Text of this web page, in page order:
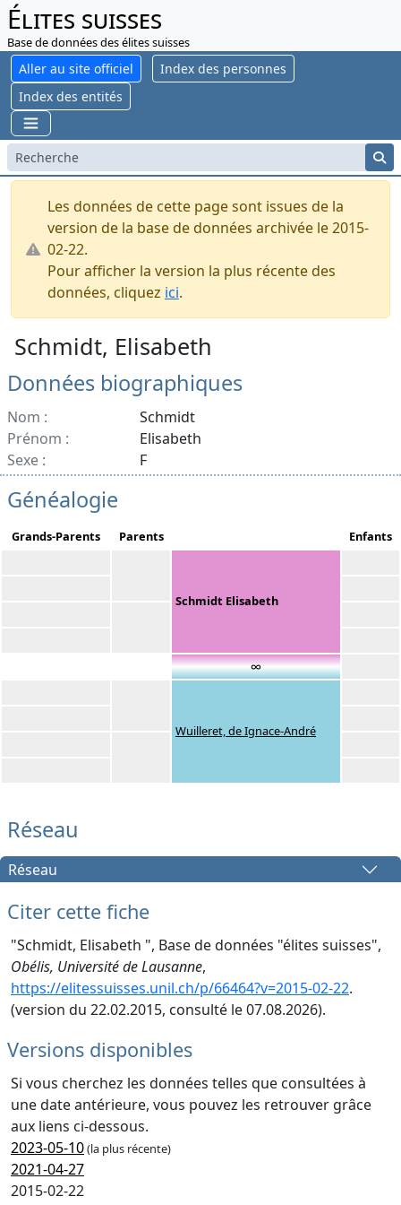
Élites suisses
Base de données des élites suisses
Aller au site officiel
Index des personnes
Index des entités
Les données de cette page sont issues de la
version de la base de données archivée le 2015-
02-22.
Pour afficher la version la plus récente des
données, cliquez ici.
Schmidt, Elisabeth
Données biographiques
Nom :
Schmidt
Prénom :
Elisabeth
Sexe :
F
Généalogie
Grands-Parents Parents Enfants
Schmidt Elisabeth
∞
Wuilleret, de Ignace-André
Réseau
Réseau
Citer cette fiche
"Schmidt, Elisabeth ", Base de données "élites suisses",
Obélis, Université de Lausanne,
https://elitessuisses.unil.ch/p/66464?v=2015-02-22.
(version du 22.02.2015, consulté le 07.08.2026).
Versions disponibles
Si vous cherchez les données telles que consultées à
une date antérieure, vous pouvez les retrouver grâce
aux liens ci-dessous.
2023-05-10(la plus récente)
2021-04-27
2015-02-22